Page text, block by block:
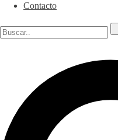
Contacto